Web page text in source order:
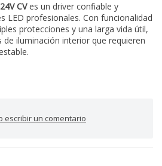
CVes un driver confiable y
LED profesionales. Con funcionalidad
protecciones y una larga vida útil,
de iluminación interior que requieren
escribir un comentario